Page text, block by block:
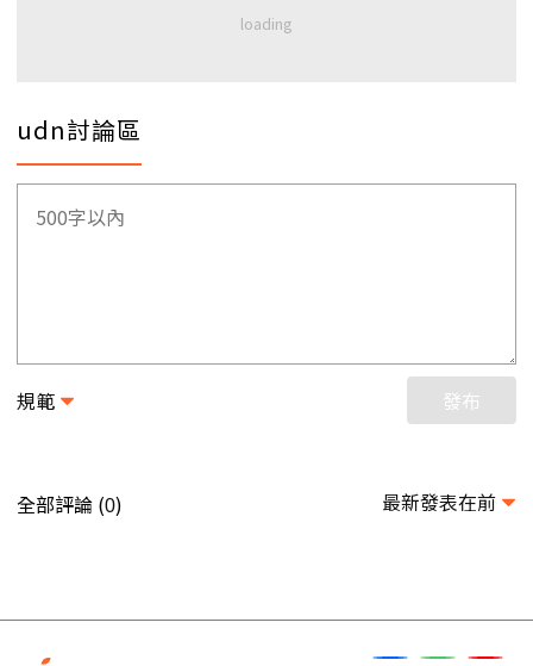
udn討論區
規範 發布
全部評論 (0) 最新發表在前